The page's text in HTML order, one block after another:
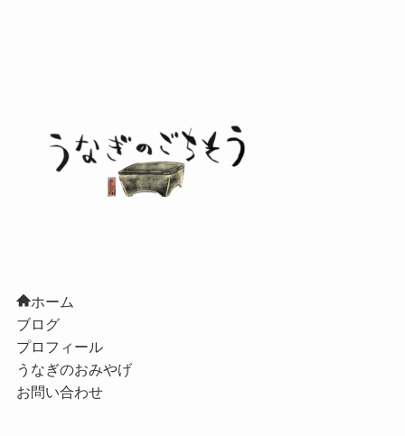
ホーム
ブログ
プロフィール
うなぎのおみやげ
お問い合わせ